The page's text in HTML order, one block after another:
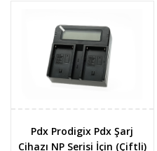
Pdx Prodigix Pdx Şarj
Cihazı NP Serisi İçin (Çiftli)